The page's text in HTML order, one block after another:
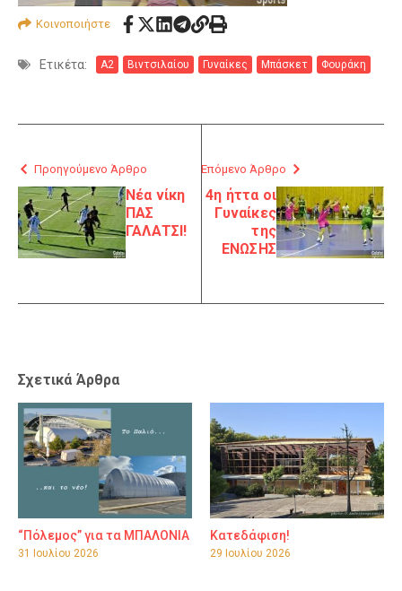
Κοινοποιήστε
Ετικέτα: Α2 Βιντσιλαίου Γυναίκες Μπάσκετ Φουράκη
Προηγούμενο Άρθρο
Νέα νίκη
ΠΑΣ
ΓΑΛΑΤΣΙ!
Επόμενο Άρθρο
4η ήττα οι
Γυναίκες
της
ΕΝΩΣΗΣ
Σχετικά Άρθρα
“Πόλεμος” για τα ΜΠΑΛΟΝΙΑ
31 Ιουλίου 2026
Κατεδάφιση!
29 Ιουλίου 2026